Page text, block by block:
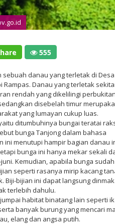
555
danau yang terletak di Desa
Rampas. Danau yang terletak
rendah yang dikelilingi
disebelah timur
yang lumayan cukup luas.
ditumbuhinya bungai teratai
bunga Tanjong dalam bahasa
ini menutupi hampir bagian danau
bunga ini hanya mekar sekali
Kemudian, apabila bunga sudah
seperti rasanya mirip kacang
Biji-bijian ini dapat langsung
terlebih dahulu.
habitat binatang lain seperti
banyak burung yang mencari
elang dan angsa putih.